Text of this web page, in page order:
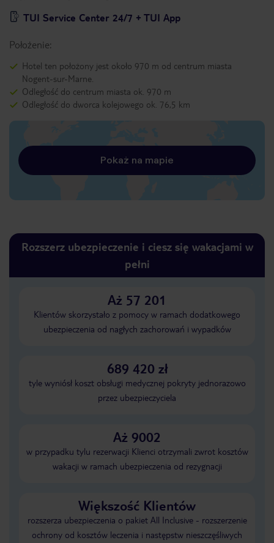
TUI Service Center 24/7 + TUI App
Położenie:
Hotel ten położony jest około 970 m od centrum miasta
Nogent-sur-Marne.
Odległość do centrum miasta ok. 970 m
Odległość do dworca kolejowego ok. 76,5 km
Pokaż na mapie
Rozszerz ubezpieczenie i ciesz się wakacjami w
pełni
Aż 57 201
Klientów skorzystało z pomocy w ramach dodatkowego
ubezpieczenia od nagłych zachorowań i wypadków
689 420 zł
tyle wyniósł koszt obsługi medycznej pokryty jednorazowo
przez ubezpieczyciela
Aż 9002
w przypadku tylu rezerwacji Klienci otrzymali zwrot kosztów
wakacji w ramach ubezpieczenia od rezygnacji
Większość Klientów
rozszerza ubezpieczenia o pakiet All Inclusive - rozszerzenie
ochrony od kosztów leczenia i następstw nieszczęśliwych